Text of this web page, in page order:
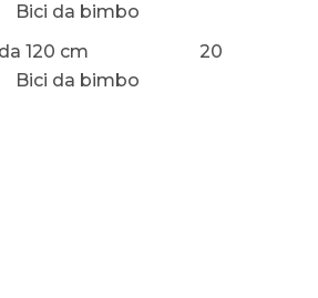
da bimbo
da 120 cm 20
da bimbo